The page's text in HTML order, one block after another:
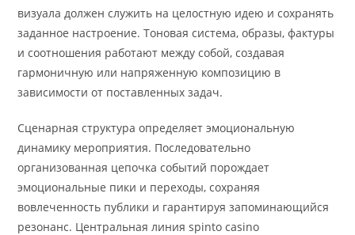
визуала должен служить на целостную идею и сохранять
заданное настроение. Тоновая система, образы, фактуры
и соотношения работают между собой, создавая
гармоничную или напряженную композицию в
зависимости от поставленных задач.
Сценарная структура определяет эмоциональную
динамику мероприятия. Последовательно
организованная цепочка событий порождает
эмоциональные пики и переходы, сохраняя
вовлеченность публики и гарантируя запоминающийся
резонанс. Центральная линия spinto casino